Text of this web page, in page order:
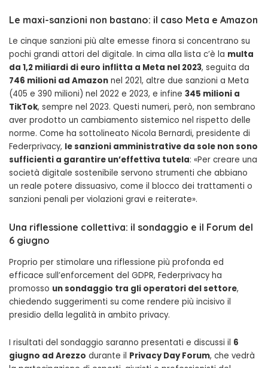
Le maxi-sanzioni non bastano: il caso Meta e Amazon
Le cinque sanzioni più alte emesse finora si concentrano su
pochi grandi attori del digitale. In cima alla lista c’è la multa
da 1,2 miliardi di euro inflitta a Meta nel 2023, seguita da
746 milioni ad Amazon nel 2021, altre due sanzioni a Meta
(405 e 390 milioni) nel 2022 e 2023, e infine 345 milioni a
TikTok, sempre nel 2023. Questi numeri, però, non sembrano
aver prodotto un cambiamento sistemico nel rispetto delle
norme. Come ha sottolineato Nicola Bernardi, presidente di
Federprivacy, le sanzioni amministrative da sole non sono
sufficienti a garantire un’effettiva tutela: «Per creare una
società digitale sostenibile servono strumenti che abbiano
un reale potere dissuasivo, come il blocco dei trattamenti o
sanzioni penali per violazioni gravi e reiterate».
Una riflessione collettiva: il sondaggio e il Forum del
6 giugno
Proprio per stimolare una riflessione più profonda ed
efficace sull’enforcement del GDPR, Federprivacy ha
promosso un sondaggio tra gli operatori del settore,
chiedendo suggerimenti su come rendere più incisivo il
presidio della legalità in ambito privacy.
I risultati del sondaggio saranno presentati e discussi il 6
giugno ad Arezzo durante il Privacy Day Forum, che vedrà